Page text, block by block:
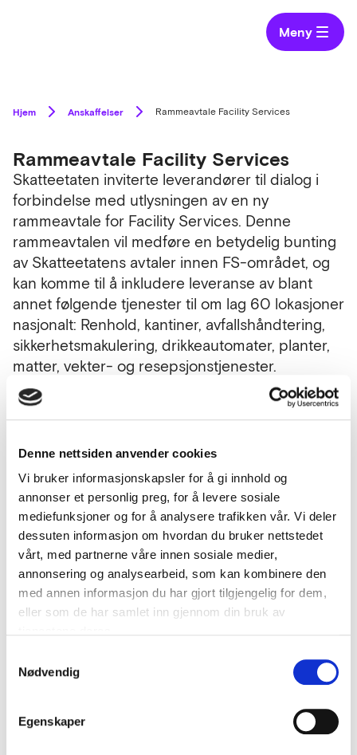
Denne nettsiden anvender cookies
Vi bruker informasjonskapsler for å gi innhold og
annonser et personlig preg, for å levere sosiale
mediefunksjoner og for å analysere trafikken vår. Vi deler
dessuten informasjon om hvordan du bruker nettstedet
vårt, med partnerne våre innen sosiale medier,
annonsering og analysearbeid, som kan kombinere den
med annen informasjon du har gjort tilgjengelig for dem,
eller som de har samlet inn gjennom din bruk av
Nødvendig
Egenskaper
Meny
Hjem Anskaffelser Rammeavtale Facility Services
Rammeavtale Facility Services
Skatteetaten inviterte leverandører til dialog i
forbindelse med utlysningen av en ny
rammeavtale for Facility Services. Denne
rammeavtalen vil medføre en betydelig bunting
av Skatteetatens avtaler innen FS-området, og
kan komme til å inkludere leveranse av blant
annet følgende tjenester til om lag 60 lokasjoner
nasjonalt: Renhold, kantiner, avfallshåndtering,
sikkerhetsmakulering, drikkeautomater, planter,
matter, vekter- og resepsjonstjenester.
Skatteetaten ønsker relevant og oppdatert
kunnskap før utarbeidelsen av
Aktører
19. oktober 2020 |Sist oppdatert6. september 2021
Status
Gjennomført anskaffelse
Sektor
Anbudskonkurranse
Dialogkonferansen